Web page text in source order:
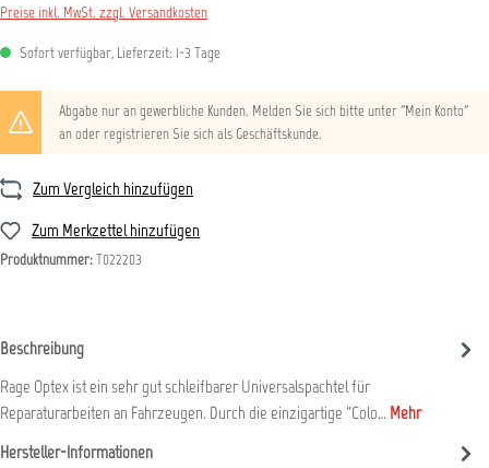
Preise inkl. MwSt. zzgl. Versandkosten
Sofort verfügbar, Lieferzeit: 1-3 Tage
Abgabe nur an gewerbliche Kunden. Melden Sie sich bitte unter "Mein Konto"
an oder registrieren Sie sich als Geschäftskunde.
Zum Vergleich hinzufügen
Zum Merkzettel hinzufügen
Produktnummer:T022203
Beschreibung
Rage Optex ist ein sehr gut schleifbarer Universalspachtel für
Reparaturarbeiten an Fahrzeugen. Durch die einzigartige "Colo… Mehr
Hersteller-Informationen